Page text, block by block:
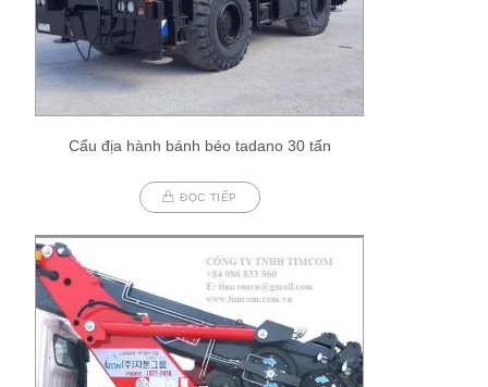
Cẩu địa hành bánh béo tadano 30 tấn
ĐỌC TIẾP